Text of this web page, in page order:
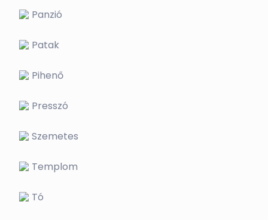
Panzió
Patak
Pihenő
Presszó
Szemetes
Templom
Tó